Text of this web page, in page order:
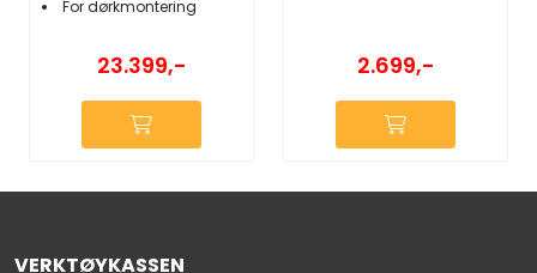
For dørkmontering
23.399,- 2.699,-
VERKTØYKASSEN